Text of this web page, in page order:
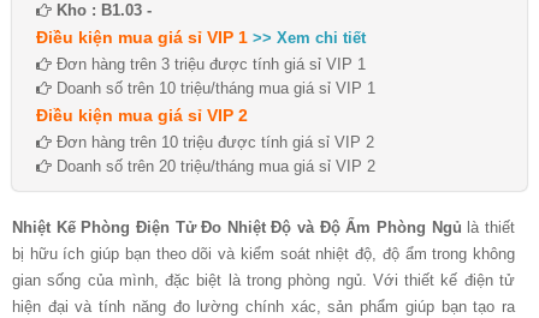
Kho : B1.03 -
Điều kiện mua giá sỉ VIP 1 >> Xem chi tiết
Đơn hàng trên 3 triệu được tính giá sỉ VIP 1
Doanh số trên 10 triệu/tháng mua giá sỉ VIP 1
Điều kiện mua giá sỉ VIP 2
Đơn hàng trên 10 triệu được tính giá sỉ VIP 2
Doanh số trên 20 triệu/tháng mua giá sỉ VIP 2
Nhiệt Kế Phòng Điện Tử Đo Nhiệt Độ và Độ Ẩm Phòng Ngủ là thiết
bị hữu ích giúp bạn theo dõi và kiểm soát nhiệt độ, độ ẩm trong không
gian sống của mình, đặc biệt là trong phòng ngủ. Với thiết kế điện tử
hiện đại và tính năng đo lường chính xác, sản phẩm giúp bạn tạo ra